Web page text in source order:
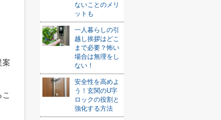
案
ないことのメリ
ットも
一人暮らしの引
越し挨拶はどこ
まで必要？怖い
場合は無理をし
ない！
安全性を高めよ
う！玄関のU字
ロックの役割と
強化する方法